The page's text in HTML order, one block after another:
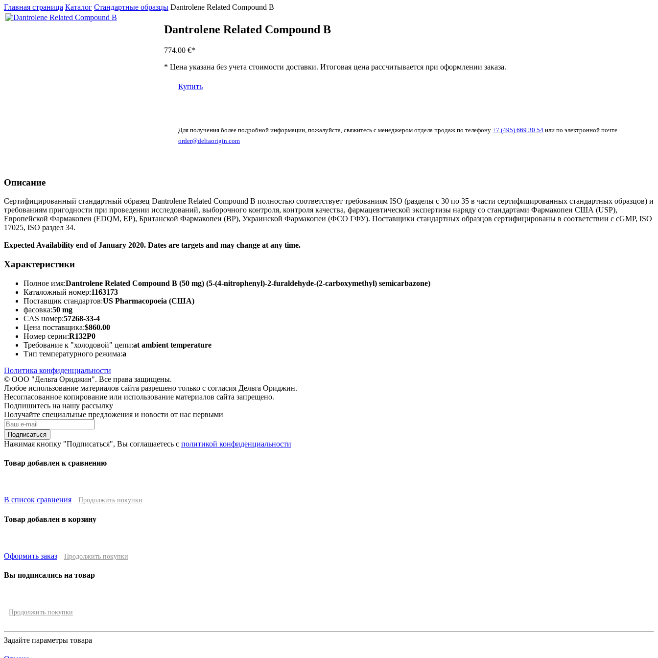
Главная страница Каталог Стандартные образцы Dantrolene Related Compound B
Dantrolene Related Compound B
774.00 €*
* Цена указана без учета стоимости доставки. Итоговая цена рассчитывается при оформлении заказа.
Купить
Для получения более подробной информации, пожалуйста, свяжитесь с менеджером отдела продаж по телефону +7 (495) 669 30 54 или по электронной почте
order@deltaorigin.com
Описание
Сертифицированный стандартный образец Dantrolene Related Compound B полностью соответствует требованиям ISO (разделы с 30 по 35 в части сертифицированных стандартных образцов) и
требованиям пригодности при проведении исследований, выборочного контроля, контроля качества, фармацевтической экспертизы наряду со стандартами Фармакопеи США (USP),
Европейской Фармакопеи (EDQM, EP), Британской Фармакопеи (BP), Украинской Фармакопеи (ФСО ГФУ). Поставщики стандартных образцов сертифицированы в соответствии с cGMP, ISO
17025, ISO раздел 34.
Expected Availability end of January 2020. Dates are targets and may change at any time.
Характеристики
Полное имя:Dantrolene Related Compound B (50 mg) (5-(4-nitrophenyl)-2-furaldehyde-(2-carboxymethyl) semicarbazone)
Каталожный номер:1163173
Поставщик стандартов:US Pharmacopoeia (США)
фасовка:50 mg
CAS номер:57268-33-4
Цена поставщика:$860.00
Номер серии:R132P0
Требование к "холодовой" цепи:at ambient temperature
Тип температурного режима:a
Политика конфиденциальности
© ООО "Дельта Ориджин". Все права защищены.
Любое использование материалов сайта разрешено только с согласия Дельта Ориджин.
Несогласованное копирование или использование материалов сайта запрещено.
Подпишитесь на нашу рассылку
Получайте специальные предложения и новости от нас первыми
Подписаться
Нажимая кнопку "Подписаться", Вы соглашаетесь с политикой конфиденциальности
Товар добавлен к сравнению
В список сравнения Продолжить покупки
Товар добавлен в корзину
Оформить заказ Продолжить покупки
Вы подписались на товар
Продолжить покупки
Задайте параметры товара